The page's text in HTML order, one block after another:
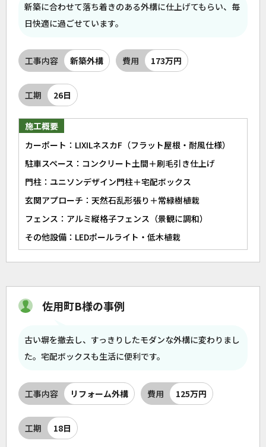
新築に合わせて落ち着きのある外構に仕上げてもらい、毎
日快適に過ごせています。
工事内容 新築外構 費用 173万円
工期 26日
施工概要
カーポート：LIXILネスカF（フラット屋根・耐風仕様）
駐車スペース：コンクリート土間＋刷毛引き仕上げ
門柱：ユニソンデザイン門柱＋宅配ボックス
玄関アプローチ：天然石乱形張り＋常緑樹植栽
フェンス：アルミ縦格子フェンス（景観に調和）
その他設備：LEDポールライト・低木植栽
佐用町B様の事例
古い塀を撤去し、すっきりしたモダンな外構に変わりまし
た。宅配ボックスも生活に便利です。
工事内容 リフォーム外構 費用 125万円
工期 18日